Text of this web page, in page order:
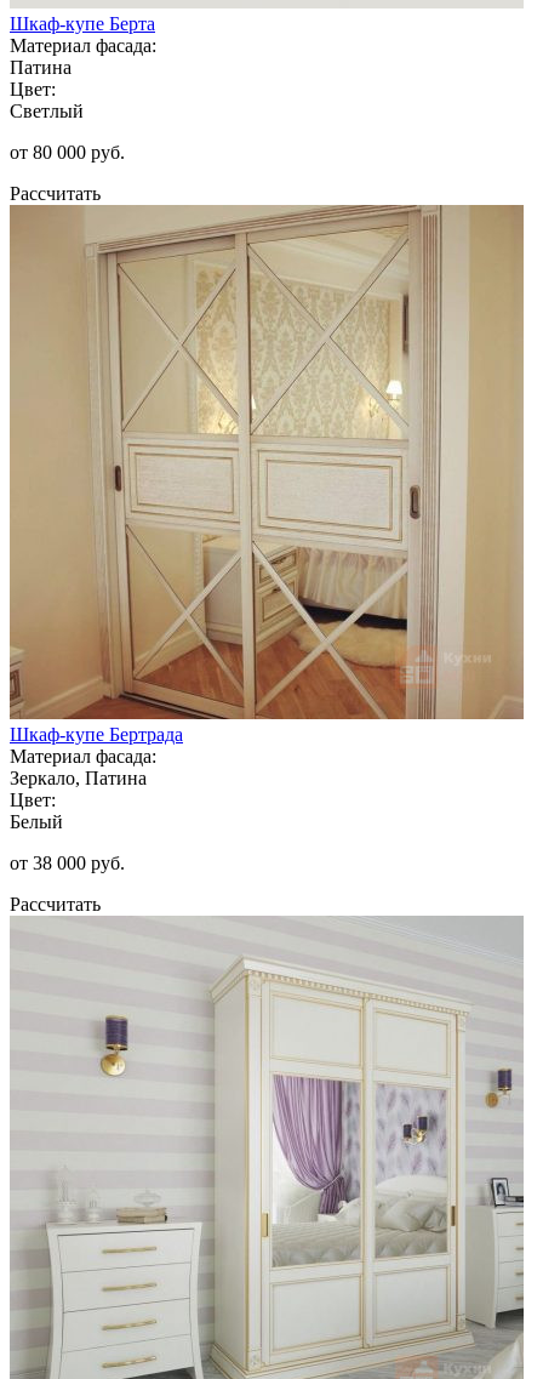
Шкаф-купе Берта
Материал фасада:
Патина
Цвет:
Светлый
от 80 000 руб.
Рассчитать
Шкаф-купе Бертрада
Материал фасада:
Зеркало, Патина
Цвет:
Белый
от 38 000 руб.
Рассчитать